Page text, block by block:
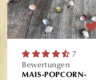
7
Bewertungen
MAIS-POPCORN-